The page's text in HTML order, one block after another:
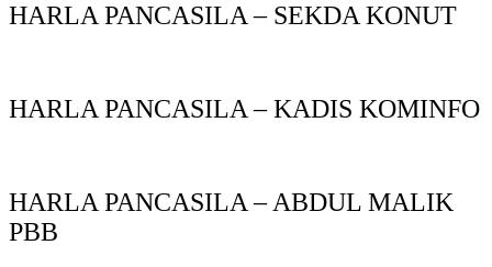
HARLA PANCASILA – SEKDA KONUT
HARLA PANCASILA – KADIS KOMINFO
HARLA PANCASILA – ABDUL MALIK
PBB